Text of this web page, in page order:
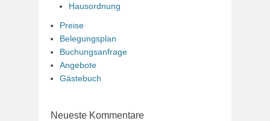
Hausordnung
Preise
Belegungsplan
Buchungsanfrage
Angebote
Gästebuch
Neueste Kommentare